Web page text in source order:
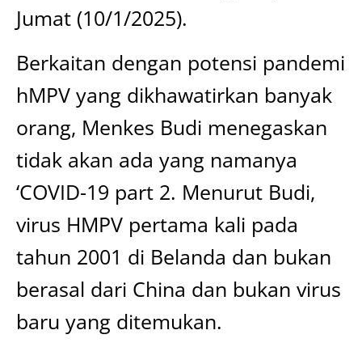
Jumat (10/1/2025).
Berkaitan dengan potensi pandemi
hMPV yang dikhawatirkan banyak
orang, Menkes Budi menegaskan
tidak akan ada yang namanya
‘COVID-19 part 2. Menurut Budi,
virus HMPV pertama kali pada
tahun 2001 di Belanda dan bukan
berasal dari China dan bukan virus
baru yang ditemukan.